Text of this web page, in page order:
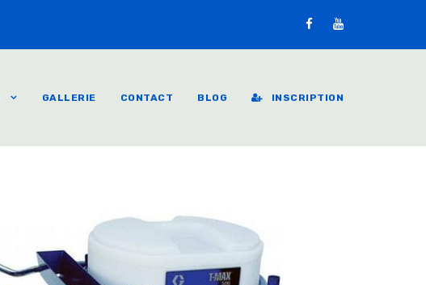
GALLERIE CONTACT BLOG INSCRIPTION